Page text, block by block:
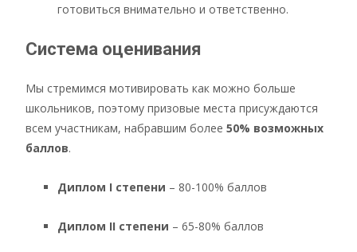
готовиться внимательно и ответственно.
Система оценивания
Мы стремимся мотивировать как можно больше
школьников, поэтому призовые места присуждаются
всем участникам, набравшим более 50% возможных
баллов.
Диплом I степени – 80-100% баллов
Диплом II степени – 65-80% баллов